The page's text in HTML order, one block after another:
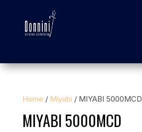
Home / Miyabi / MIYABI 5000MCD
MIYABI 5000MCD